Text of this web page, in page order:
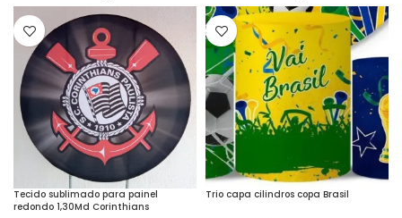
Tecido sublimado para painel
redondo 1,30Md Corinthians
Trio capa cilindros copa Brasil